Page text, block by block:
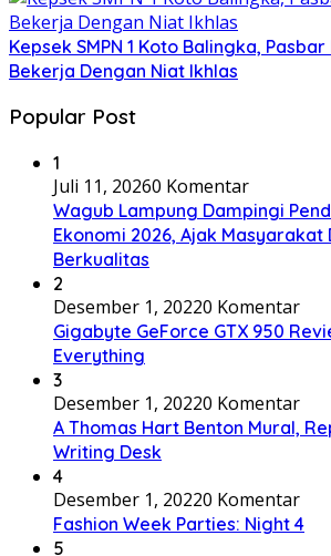
Kepsek SMPN 1 Koto Balingka, Pasbar
Bekerja Dengan Niat Ikhlas
Popular Post
1
Juli 11, 20260 Komentar
Wagub Lampung Dampingi
Ekonomi 2026, Ajak Masyarakat
Berkualitas
2
Desember 1, 20220 Komentar
Gigabyte GeForce GTX 950
Everything
3
Desember 1, 20220 Komentar
A Thomas Hart Benton Mural,
Writing Desk
4
Desember 1, 20220 Komentar
Fashion Week Parties: Night 4
5